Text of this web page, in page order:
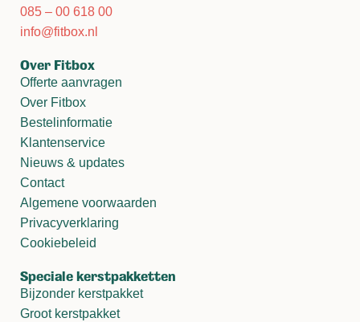
085 – 00 618 00
info@fitbox.nl
Over Fitbox
Offerte aanvragen
Over Fitbox
Bestelinformatie
Klantenservice
Nieuws & updates
Contact
Algemene voorwaarden
Privacyverklaring
Cookiebeleid
Speciale kerstpakketten
Bijzonder kerstpakket
Groot kerstpakket